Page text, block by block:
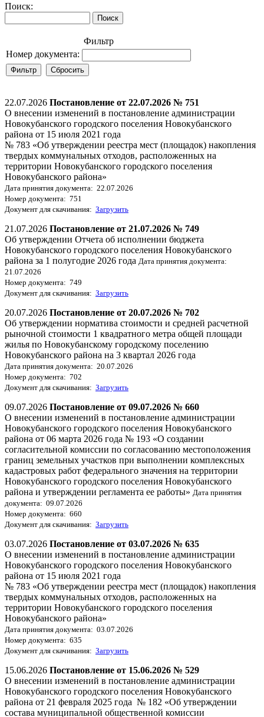
Поиск:
Фильтр
Номер документа:
22.07.2026 Постановление от 22.07.2026 № 751
О внесении изменений в постановление администрации
Новокубанского городского поселения Новокубанского
района от 15 июля 2021 года
№ 783 «Об утверждении реестра мест (площадок) накопления
твердых коммунальных отходов, расположенных на
территории Новокубанского городского поселения
Новокубанского района»
Дата принятия документа: 22.07.2026
Номер документа: 751
Документ для скачивания: Загрузить
21.07.2026 Постановление от 21.07.2026 № 749
Об утверждении Отчета об исполнении бюджета
Новокубанского городского поселения Новокубанского
района за 1 полугодие 2026 года Дата принятия документа:
21.07.2026
Номер документа: 749
Документ для скачивания: Загрузить
20.07.2026 Постановление от 20.07.2026 № 702
Об утверждении норматива стоимости и средней расчетной
рыночной стоимости 1 квадратного метра общей площади
жилья по Новокубанскому городскому поселению
Новокубанского района на 3 квартал 2026 года
Дата принятия документа: 20.07.2026
Номер документа: 702
Документ для скачивания: Загрузить
09.07.2026 Постановление от 09.07.2026 № 660
О внесении изменений в постановление администрации
Новокубанского городского поселения Новокубанского
района от 06 марта 2026 года № 193 «О создании
согласительной комиссии по согласованию местоположения
границ земельных участков при выполнении комплексных
кадастровых работ федерального значения на территории
Новокубанского городского поселения Новокубанского
района и утверждении регламента ее работы» Дата принятия
документа: 09.07.2026
Номер документа: 660
Документ для скачивания: Загрузить
03.07.2026 Постановление от 03.07.2026 № 635
О внесении изменений в постановление администрации
Новокубанского городского поселения Новокубанского
района от 15 июля 2021 года
№ 783 «Об утверждении реестра мест (площадок) накопления
твердых коммунальных отходов, расположенных на
территории Новокубанского городского поселения
Новокубанского района»
Дата принятия документа: 03.07.2026
Номер документа: 635
Документ для скачивания: Загрузить
15.06.2026 Постановление от 15.06.2026 № 529
О внесении изменений в постановление администрации
Новокубанского городского поселения Новокубанского
района от 21 февраля 2025 года № 182 «Об утверждении
состава муниципальной общественной комиссии